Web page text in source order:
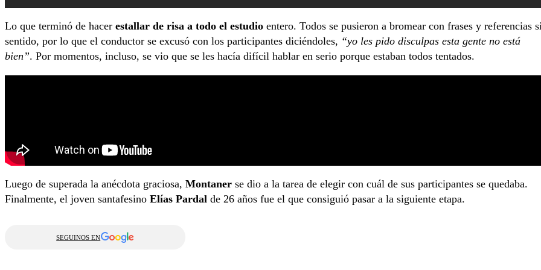
Lo que terminó de hacer estallar de risa a todo el estudio entero. Todos se pusieron a bromear con frases y referencias
sentido, por lo que el conductor se excusó con los participantes diciéndoles, “yo les pido disculpas esta gente no está
bien”. Por momentos, incluso, se vio que se les hacía difícil hablar en serio porque estaban todos tentados.
Luego de superada la anécdota graciosa, Montaner se dio a la tarea de elegir con cuál de sus participantes se quedaba.
Finalmente, el joven santafesino Elías Pardal de 26 años fue el que consiguió pasar a la siguiente etapa.
SEGUINOS EN